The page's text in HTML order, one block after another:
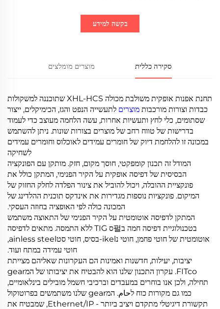
בקשה למידע
סקירה כללית מוצרים מומלצים
תחנת אפנות אופקית משולבת מכולה XHL-HCS שתוכננה למשקולות
כבדות וצורות מורכבות מוצרים לתעשייה הנפט והגז, הכימיקלים, ייצור
שסתומים, כלי לחץ ותעשיות אחרות, עשה הלחמה מעוצב כדי לעמוד
בדרישות של טווח רחב של מוצרים בצורות שונות. ניתן להשתמש
במכונה זו להלחמת דיוק של חומרים עמידים לאוכלוס וחומרים עמידים
לשחיקה
המודל זה תכנון קומפקטי, חוסך מקום, חזק. מותקן עם הפונקציה
הבסיסית של דפיסה אופקית על הקיר הפנימי, המתקן כולל את
פונקציית ההובלה, ויכול להוביל את צינור הפלדה לחלק החזוק של
המיקום. פונקציות נוספות מגדירות את אינדקס תוכנית ההלדינג של
המכונה כולה לפי האופציה בחוזה העסקי.
המתקן לדפיסה אוטומטית על הקיר הפנימי של התאוצה משתמש
בטכנולוגיית דפיסה חמה ב펄ס TIG ללא התמסה. מתאים לדפיסה
אוטומטית של חוטי פחמן, חוטי נikel-בסיס, חוטי סטainless steel,
חוטי עמידה במתח ועוד.
יציבות, יעילות, חדשנות ואמינות הם העקרונות שאליהם מצייתת
FITco. עקרון התכנון שלנו הוא להבטיח את יציבותו של המgear
תחילה, ולכן אנו בוחרים במעבדים וברכיבי חשמל מובילים בינלאומיים,
כמו גם מקורות כוח לحام. המgear שלנו משתמשים בפרוטוקול
תקשורת דיגיטלי מתקדם ויציב ביותר - Ethernet/IP, שמבטיח את